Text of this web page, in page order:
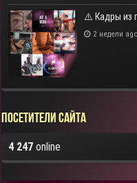
⚠️ Кадры из
2 недели ago
Посетители сайта
4 247 online